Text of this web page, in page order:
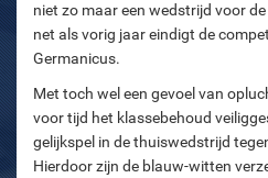
niet zo maar een wedstrijd voor
net als vorig jaar eindigt de
Germanicus.
Met toch wel een gevoel van
voor tijd het klassebehoud
gelijkspel in de thuiswedstrijd
Hierdoor zijn de blauw-witten